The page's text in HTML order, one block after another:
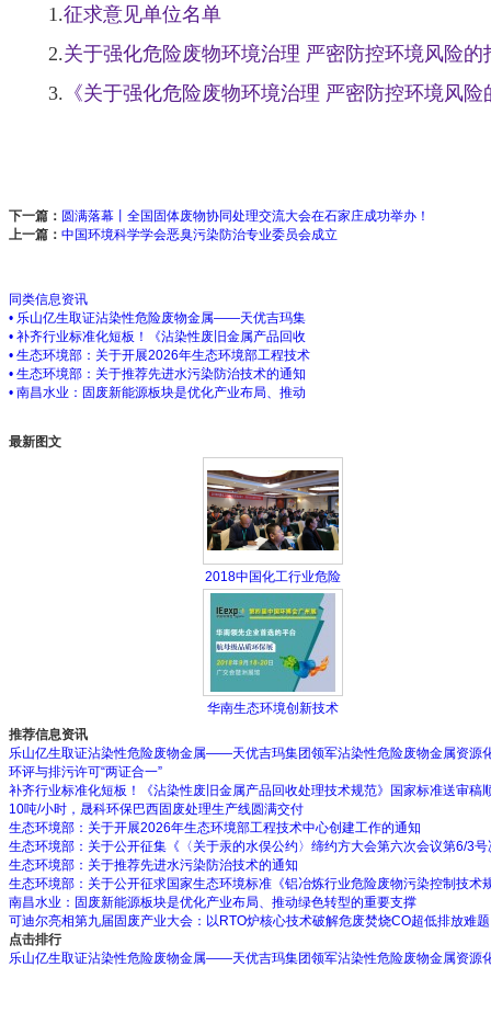
1.征求意见单位名单
2.关于强化危险废物环境治理 严密防控环境风险
3. 《关于强化危险废物环境治理 严密防控环境风
下一篇： 圆满落幕丨全国固体废物协同处理交流大会在石家庄成功举办！
上一篇： 中国环境科学学会恶臭污染防治专业委员会成立
同类信息资讯
• 乐山亿生取证沾染性危险废物金属——天优吉玛集
• 补齐行业标准化短板！《沾染性废旧金属产品回收
• 生态环境部：关于开展2026年生态环境部工程技术
• 生态环境部：关于推荐先进水污染防治技术的通知
• 南昌水业：固废新能源板块是优化产业布局、推动
最新图文
2018中国化工行业危险
华南生态环境创新技术
推荐信息资讯
乐山亿生取证沾染性危险废物金属——天优吉玛集团领军沾染性危险废物金属资源
环评与排污许可“两证合一”
补齐行业标准化短板！《沾染性废旧金属产品回收处理技术规范》国家标准送审稿
10吨/小时，晟科环保巴西固废处理生产线圆满交付
生态环境部：关于开展2026年生态环境部工程技术中心创建工作的通知
生态环境部：关于公开征集《〈关于汞的水俣公约〉缔约方大会第六次会议第6/3
生态环境部：关于推荐先进水污染防治技术的通知
生态环境部：关于公开征求国家生态环境标准《铝冶炼行业危险废物污染控制技术
南昌水业：固废新能源板块是优化产业布局、推动绿色转型的重要支撑
可迪尔亮相第九届固废产业大会：以RTO炉核心技术破解危废焚烧CO超低排放难题
点击排行
乐山亿生取证沾染性危险废物金属——天优吉玛集团领军沾染性危险废物金属资源